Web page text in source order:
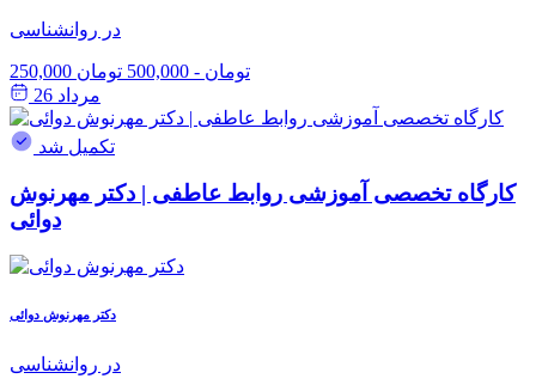
در روانشناسی
250,000 تومان - 500,000 تومان
مرداد 26
تکمیل شد
کارگاه تخصصی آموزشی روابط عاطفی | دکتر مهرنوش
دوائی
دکتر مهرنوش دوائی
در روانشناسی